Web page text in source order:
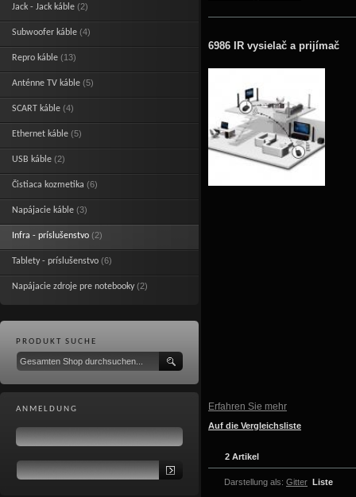
Jack - Jack káble (2)
Subwoofer káble (4)
Repro káble (13)
Anténne TV káble (5)
SCART káble (4)
Ethernet káble (5)
USB káble (2)
Čistiaca kozmetika (6)
Napájacie káble (3)
Infra - príslušenstvo (2)
Tablety - príslušenstvo (6)
Napájacie zdroje pre notebooky (2)
PRODUKT SUCHE
ANMELDUNG
6986 IR vysielač a prijímač
Erfahren Sie mehr
Auf die Vergleichsliste
2 Artikel
Darstellung als: Gitter Liste